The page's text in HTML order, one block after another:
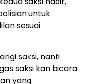
untuk
sesuai
saksi, nanti
saksi kan bicara
yang